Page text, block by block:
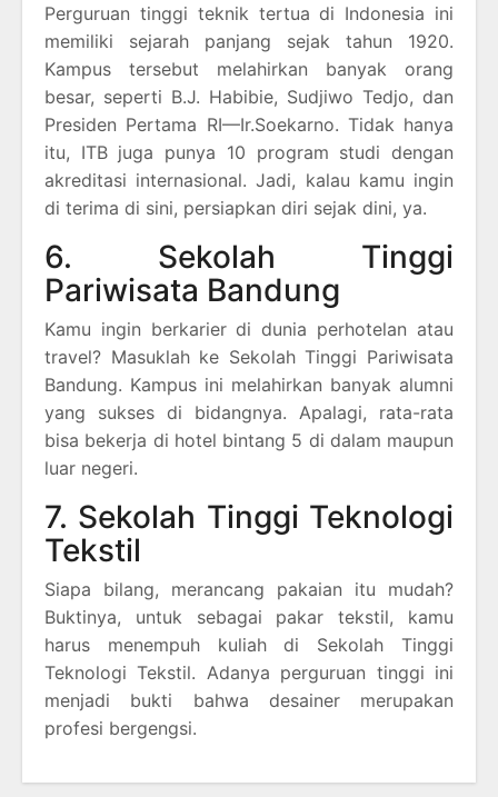
Perguruan tinggi teknik tertua di Indonesia ini
memiliki sejarah panjang sejak tahun 1920.
Kampus tersebut melahirkan banyak orang
besar, seperti B.J. Habibie, Sudjiwo Tedjo, dan
Presiden Pertama RI—Ir.Soekarno. Tidak hanya
itu, ITB juga punya 10 program studi dengan
akreditasi internasional. Jadi, kalau kamu ingin
di terima di sini, persiapkan diri sejak dini, ya.
6. Sekolah Tinggi
Pariwisata Bandung
Kamu ingin berkarier di dunia perhotelan atau
travel? Masuklah ke Sekolah Tinggi Pariwisata
Bandung. Kampus ini melahirkan banyak alumni
yang sukses di bidangnya. Apalagi, rata-rata
bisa bekerja di hotel bintang 5 di dalam maupun
luar negeri.
7. Sekolah Tinggi Teknologi
Tekstil
Siapa bilang, merancang pakaian itu mudah?
Buktinya, untuk sebagai pakar tekstil, kamu
harus menempuh kuliah di Sekolah Tinggi
Teknologi Tekstil. Adanya perguruan tinggi ini
menjadi bukti bahwa desainer merupakan
profesi bergengsi.